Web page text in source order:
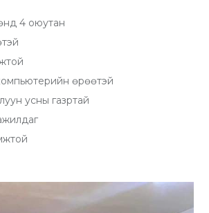
4 оюутан
өрөөтэй
усны газртай